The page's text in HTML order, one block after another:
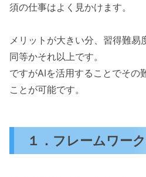
須の仕事はよく見かけます。
メリットが大きい分、習得難易
同等かそれ以上です。
ですがAIを活用することでその
ことが可能です。
１．フレームワー